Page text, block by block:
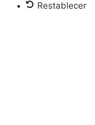
Restablecer